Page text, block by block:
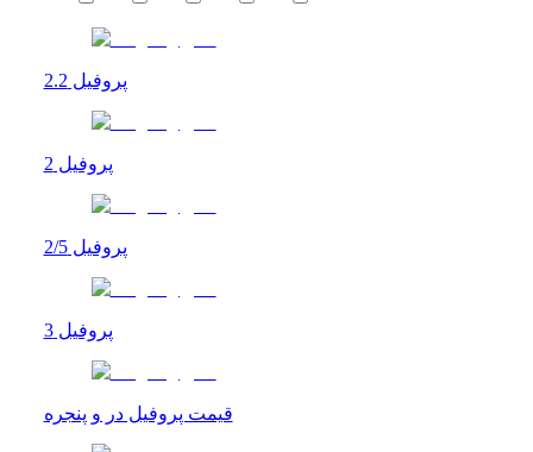
پروفیل 2.2
پروفیل 2
پروفیل 2/5
پروفیل 3
قیمت پروفیل در و پنجره